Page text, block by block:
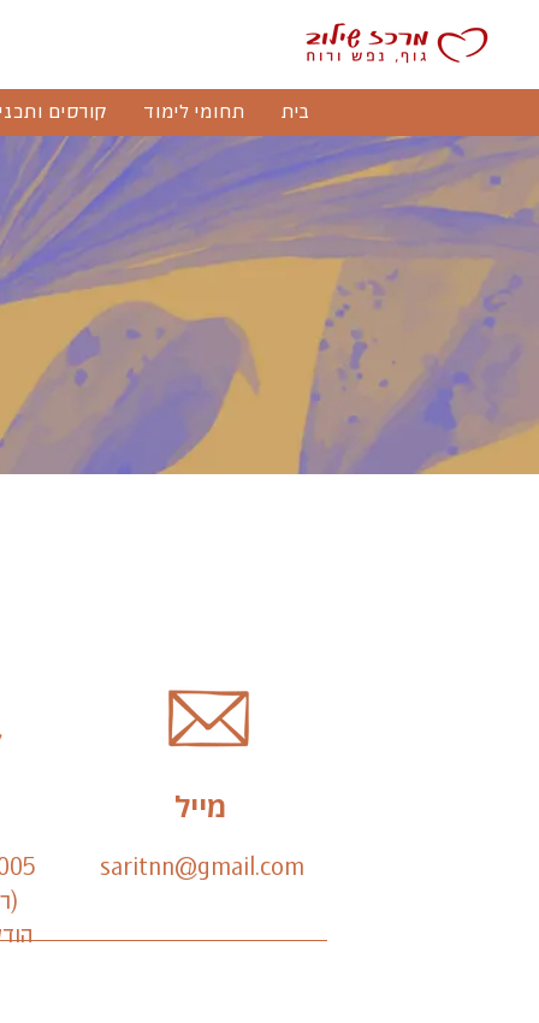
בית תחומי לימוד קורסים
מייל
saritnn@gmail.com